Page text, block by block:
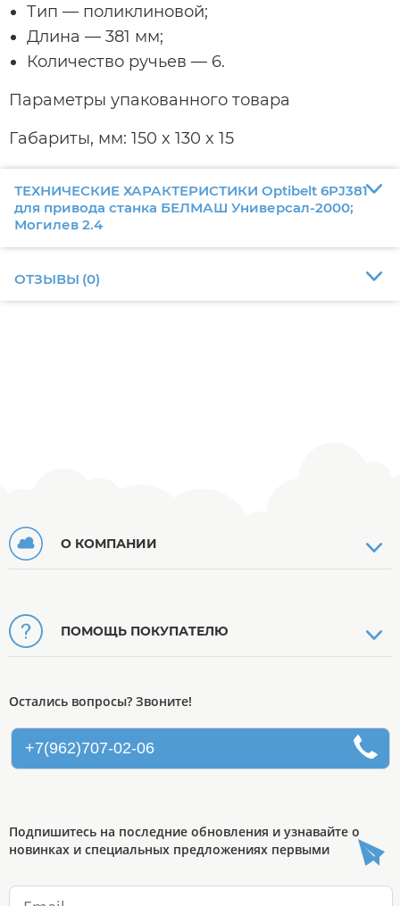
Тип — поликлиновой;
Длина — 381 мм;
Количество ручьев — 6.
Параметры упакованного товара
Габариты, мм: 150 x 130 x 15
ТЕХНИЧЕСКИЕ ХАРАКТЕРИСТИКИ Optibelt 6PJ381
для привода станка БЕЛМАШ Универсал-2000;
Могилев 2.4
ОТЗЫВЫ (0)
О КОМПАНИИ
ПОМОЩЬ ПОКУПАТЕЛЮ
Остались вопросы? Звоните!
+7(962)707-02-06
Подпишитесь на последние обновления и узнавайте о
новинках и специальных предложениях первыми